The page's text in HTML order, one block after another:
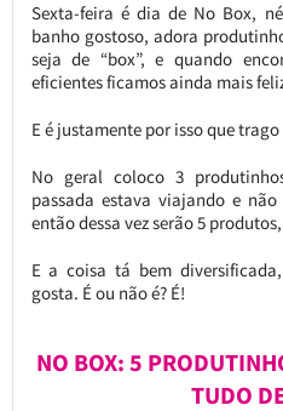
Sexta-feira é dia de No Box,
banho gostoso, adora
seja de “box”, e quando
eficientes ficamos ainda mais
E é justamente por isso que
No geral coloco 3
passada estava viajando e
então dessa vez serão 5
E a coisa tá bem
gosta. É ou não é? É!
NO BOX: 5
TUDO